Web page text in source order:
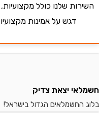
שלנו כולל מקצועיות,
דגש על אמינות מקצועיות,
יצאת צדיק
הגדול בישראל!